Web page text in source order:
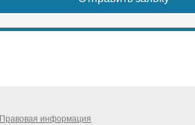
Правовая информация